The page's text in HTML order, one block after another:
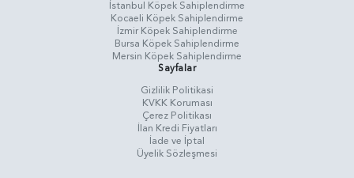
İstanbul Köpek Sahiplendirme
Kocaeli Köpek Sahiplendirme
İzmir Köpek Sahiplendirme
Bursa Köpek Sahiplendirme
Mersin Köpek Sahiplendirme
Sayfalar
Gizlilik Politikasi
KVKK Koruması
Çerez Politikası
İlan Kredi Fiyatları
İade ve İptal
Üyelik Sözleşmesi